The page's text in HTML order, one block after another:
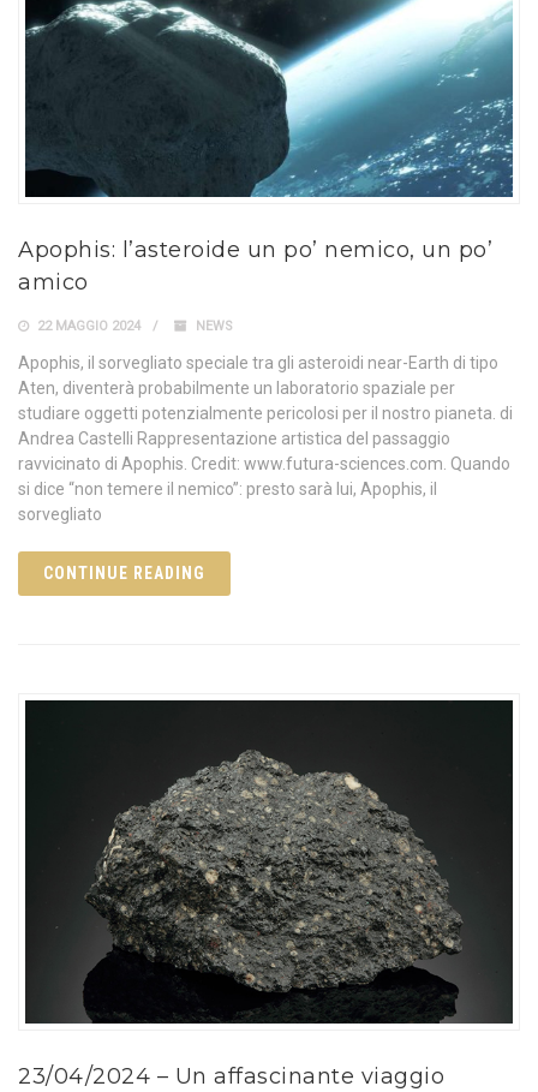
Apophis: l’asteroide un po’ nemico, un po’
amico
22 MAGGIO 2024 NEWS
Apophis, il sorvegliato speciale tra gli asteroidi near-Earth di tipo
Aten, diventerà probabilmente un laboratorio spaziale per
studiare oggetti potenzialmente pericolosi per il nostro pianeta. di
Andrea Castelli Rappresentazione artistica del passaggio
ravvicinato di Apophis. Credit: www.futura-sciences.com. Quando
si dice “non temere il nemico”: presto sarà lui, Apophis, il
sorvegliato
CONTINUE READING
23/04/2024 – Un affascinante viaggio